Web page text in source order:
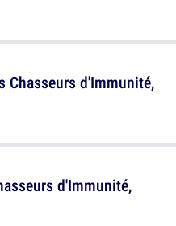
Chasseurs d'Immunité,
d'Immunité,